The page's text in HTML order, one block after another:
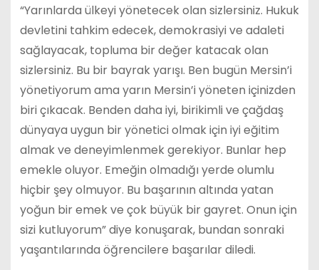
“Yarınlarda ülkeyi yönetecek olan sizlersiniz. Hukuk
devletini tahkim edecek, demokrasiyi ve adaleti
sağlayacak, topluma bir değer katacak olan
sizlersiniz. Bu bir bayrak yarışı. Ben bugün Mersin’i
yönetiyorum ama yarın Mersin’i yöneten içinizden
biri çıkacak. Benden daha iyi, birikimli ve çağdaş
dünyaya uygun bir yönetici olmak için iyi eğitim
almak ve deneyimlenmek gerekiyor. Bunlar hep
emekle oluyor. Emeğin olmadığı yerde olumlu
hiçbir şey olmuyor. Bu başarının altında yatan
yoğun bir emek ve çok büyük bir gayret. Onun için
sizi kutluyorum” diye konuşarak, bundan sonraki
yaşantılarında öğrencilere başarılar diledi.